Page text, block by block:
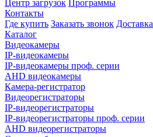
Центр загрузок Программы
Контакты
Где купить Заказать звонок Доставка
Каталог
Видеокамеры
IP-видеокамеры
IP-видеокамеры проф. серии
AHD видеокамеры
Камера-регистратор
Видеорегистраторы
IP-видеорегистраторы
IP-видеорегистраторы проф. серии
AHD видеорегистраторы